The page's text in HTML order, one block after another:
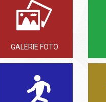
GALERIE FOTO